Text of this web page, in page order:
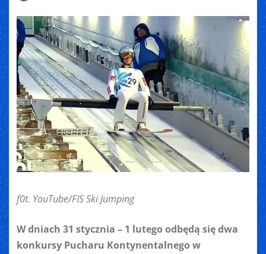
f0t. YouTube/FIS Ski Jumping
W dniach 31 stycznia – 1 lutego odbędą się dwa
konkursy Pucharu Kontynentalnego w